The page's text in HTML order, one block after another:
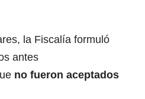
la Fiscalía formuló
antes
no fueron aceptados